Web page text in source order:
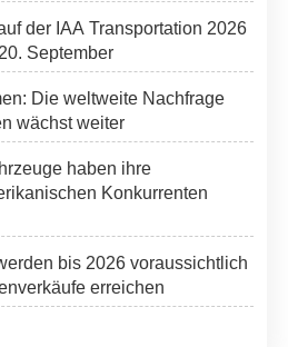
der IAA Transportation 2026
September
Die weltweite Nachfrage
wächst weiter
haben ihre
Konkurrenten
bis 2026 voraussichtlich
erreichen